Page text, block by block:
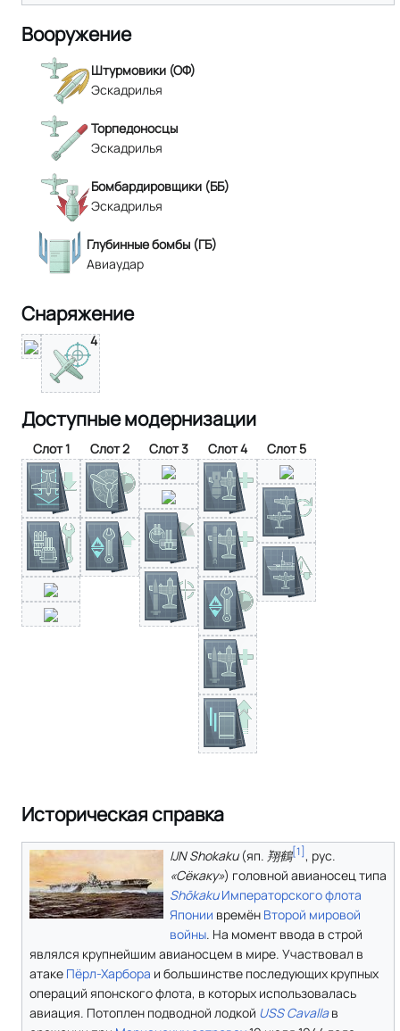
Вооружение
Штурмовики (ОФ)
Эскадрилья
Торпедоносцы
Эскадрилья
Бомбардировщики (ББ)
Эскадрилья
Глубинные бомбы (ГБ)
Авиаудар
Снаряжение
4
Доступные модернизации
Слот 1 Слот 2 Слот 3 Слот 4 Слот 5
Историческая справка
IJN Shokaku(яп. 翔鶴[1] , рус.
«Сёкаку») головной авианосец типа
Shōkaku Императорского флота
Японии времён Второй мировой
войны. На момент ввода в строй
являлся крупнейшим авианосцем в мире. Участвовал в
атаке Пёрл-Харбора и большинстве последующих крупных
операций японского флота, в которых использовалась
авиация. Потоплен подводной лодкой USS Cavallaв